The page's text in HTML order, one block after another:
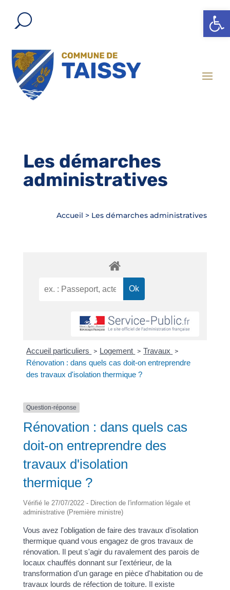
Ouvrir
Les démarches
administratives
Accueil > Les démarches administratives
Accueil particuliers > Logement > Travaux >
Rénovation : dans quels cas doit-on entreprendre
des travaux d'isolation thermique ?
Question-réponse
Rénovation : dans quels cas
doit-on entreprendre des
travaux d'isolation
thermique ?
Vérifié le 27/07/2022 - Direction de l'information légale et
administrative (Première ministre)
Vous avez l'obligation de faire des travaux d'isolation
thermique quand vous engagez de gros travaux de
rénovation. Il peut s'agir du ravalement des parois de
locaux chauffés donnant sur l'extérieur, de la
transformation d'un garage en pièce d'habitation ou de
travaux lourds de réfection de toiture. Il existe